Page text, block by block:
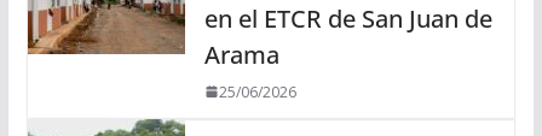
en el ETCR de San Juan de
Arama
25/06/2026